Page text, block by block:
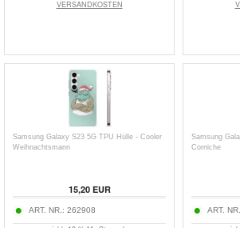
VERSANDKOSTEN
Samsung Galaxy S23 5G TPU Hülle - Cooler
Weihnachtsmann
15,20EUR
ART. NR.: 262908
Samsung
Corniche
ART.